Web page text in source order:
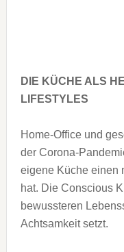
DIE KÜCHE ALS
LIFESTYLES
Home-Office und
der Corona-
eigene Küche einen
hat. Die Conscious
bewussteren
Achtsamkeit setzt.